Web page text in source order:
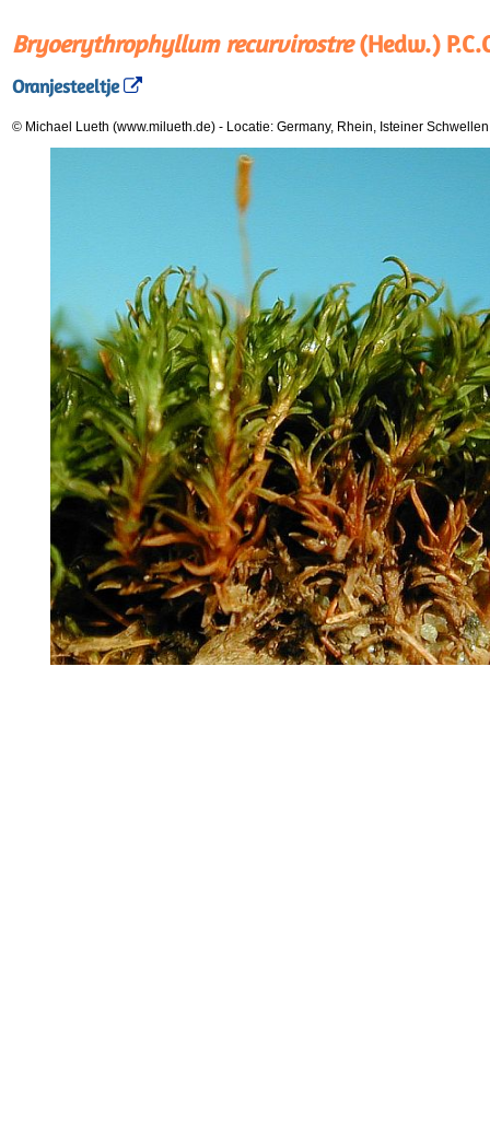
Bryoerythrophyllum recurvirostre(Hedw.)
Oranjesteeltje
© Michael Lueth (www.milueth.de) - Locatie: Germany, Rhein, Isteiner